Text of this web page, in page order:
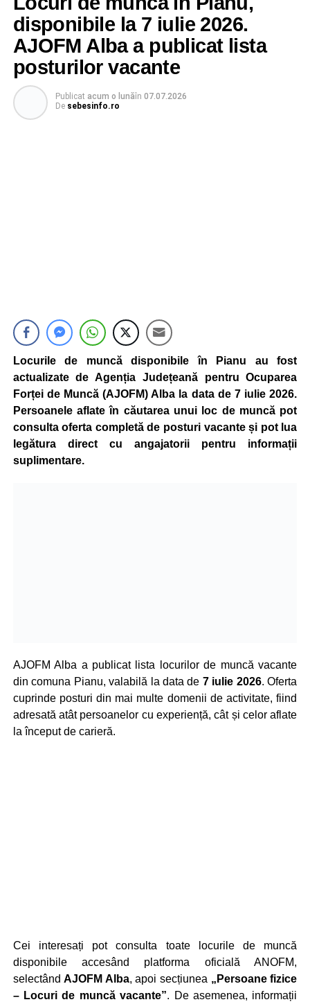
disponibile la 7 iulie 2026.
AJOFM Alba a publicat lista
posturilor vacante
Publicat acum o lunăîn 07.07.2026
De sebesinfo.ro
Locurile de muncă disponibile în Pianu au fost
actualizate de Agenția Județeană pentru Ocuparea
Forței de Muncă (AJOFM) Alba la data de 7 iulie 2026.
Persoanele aflate în căutarea unui loc de muncă pot
consulta oferta completă de posturi vacante și pot lua
legătura direct cu angajatorii pentru informații
suplimentare.
AJOFM Alba a publicat lista locurilor de muncă vacante
din comuna Pianu, valabilă la data de 7 iulie 2026. Oferta
cuprinde posturi din mai multe domenii de activitate, fiind
adresată atât persoanelor cu experiență, cât și celor aflate
la început de carieră.
Cei interesați pot consulta toate locurile de muncă
disponibile accesând platforma oficială ANOFM,
selectândAJOFM Alba, apoi secțiunea „Persoane fizice
– Locuri de muncă vacante”. De asemenea, informații